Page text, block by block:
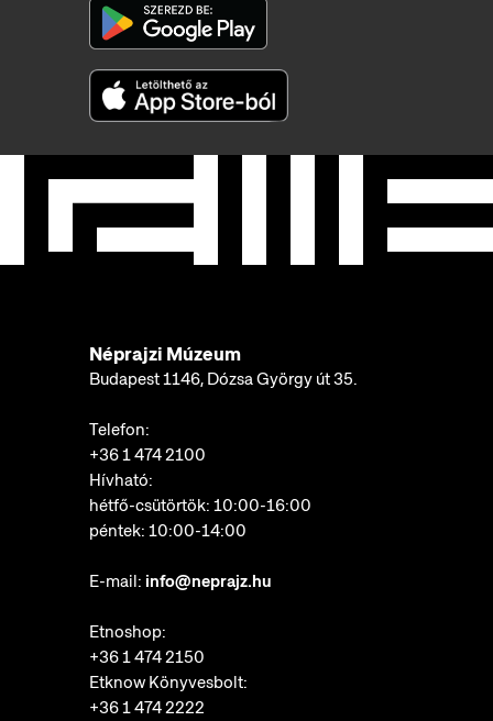
Néprajzi Múzeum
Budapest 1146, Dózsa György út 35.
Telefon:
+36 1 474 2100
Hívható:
hétfő-csütörtök: 10:00-16:00
péntek: 10:00-14:00
E-mail: info@neprajz.hu
Etnoshop:
+36 1 474 2150
Etknow Könyvesbolt:
+36 1 474 2222